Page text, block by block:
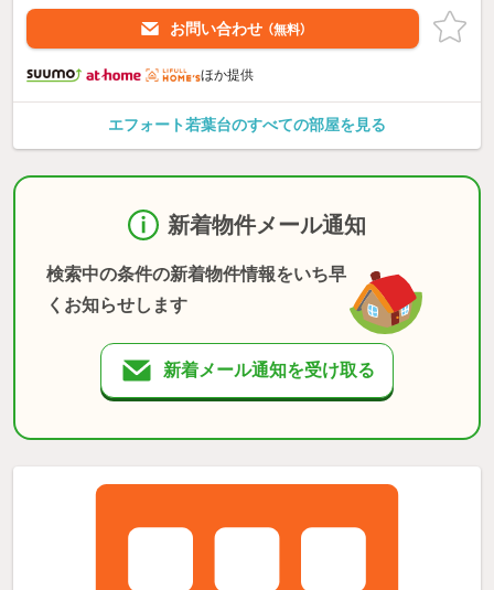
お問い合わせ （無料）
ほか提供
エフォート若葉台のすべての部屋を見る
新着物件メール通知
検索中の条件の新着物件情報をいち早
くお知らせします
新着メール通知を受け取る